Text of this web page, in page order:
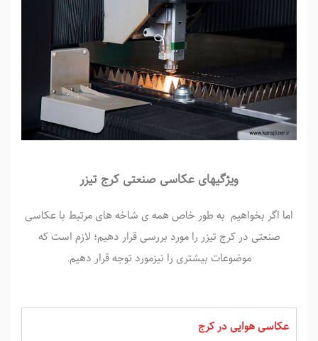
ویژگی­های عکاسی صنعتی کرج تیزر
اما اگر بخواهیم به طور خاص همه ی شاخه های مرتبط با عکاسی
صنعتی در کرج تیزر را مورد بررسی قرار دهیم؛ لازم است که
موضوعات بیشتری را نیزمورد توجه قرار دهیم.
عکاسی هوایی در کرج